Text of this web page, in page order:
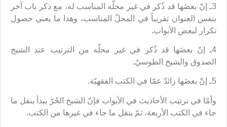
3ـ‌ إنّ بعضَها قد ذُكر في غير محلّه المناسب له، مع ذكر باب آخر
بنفس العنوان تقريباً في المحلّ المناسب، وهذا ما يعني حصول
تكرار لبعض الأبواب.
4ـ إنّ بعضَها قد ذُكر في غير محلّه من الترتيب عند الشيخ
الصدوق والشيخ الطوسيّ.
5ـ إنّ بعضَها زائدٌ عمّا في الكتب الفقهيّة.
وأمّا في ترتيب الأحاديث في الأبواب فإنّ الشيخ الحُرّ يبدأ بنقل ما
جاء في الكتب الأربعة، ثمّ ينقل ما جاء في غيرها من الكتب.